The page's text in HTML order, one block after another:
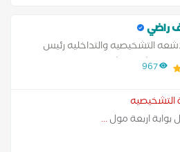
راضي
التشخيصيه والتداخليه رئيس
مستشفى الشرطه بمدينه نصر رئيس
967
التشخيصيه
بوابة اربعة مول...